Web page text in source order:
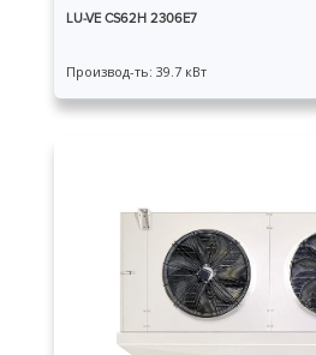
LU-VE CS62H 2306E7
Производ-ть: 39.7 кВт